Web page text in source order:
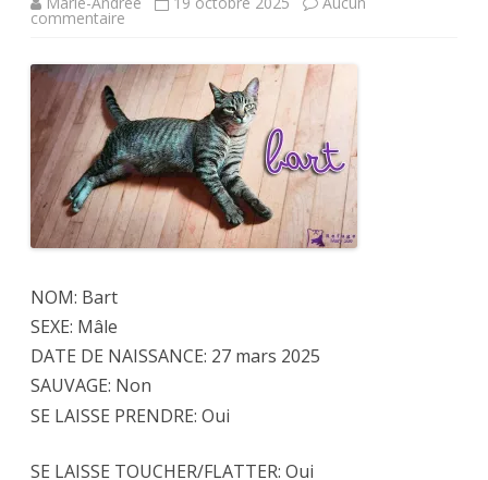
commentaire
NON
DISPO
NOM: Bart
SEXE: Mâle
DATE DE NAISSANCE: 27 mars 2025
SAUVAGE: Non
SE LAISSE PRENDRE: Oui
SE LAISSE TOUCHER/FLATTER: Oui